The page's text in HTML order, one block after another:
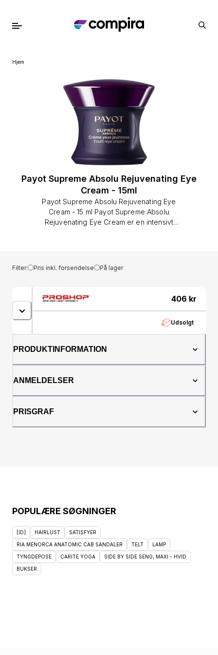
Hjem
Payot Supreme Absolu Rejuvenating Eye
Cream - 15ml
Payot Supreme Absolu Rejuvenating Eye
Cream - 15 ml Payot Supreme Absolu
Rejuvenating Eye Cream er en intensivt
synligheden af fine linjer, mørke rande og
hævelse, samtidig med at huden efterlades
Genoplivende og fugtgivende formel
Reducerer synlige fine linjer og mørke rande
Beroliger og beskytter huden omkring øjnene
Velegnet til alle hudtyper, også sensitiv hud
Aktive ingredienser: Antioxidanter, som
beskytter mod frie radikaler Plejende olier og
Fugtbindende komponenter, der efterlader
huden blød og glat Anvendelse: Påfør en lille
mængde omkring øjenkonturen morgen og
aften med lette, klappende bevægelser.
Filter: Pris inkl. forsendelse På lager
406 kr
Udsolgt
PRODUKTINFORMATION
ANMELDELSER
PRISGRAF
POPULÆRE SØGNINGER
[ID] HAIRLUST SATISFYER
RIA MENORCA ANATOMIC CAB SANDALER TELT LAMP
TYNGDEPOSE CARITE YOGA SIDE BY SIDE SENG, MAXI - HVID
BUKSER